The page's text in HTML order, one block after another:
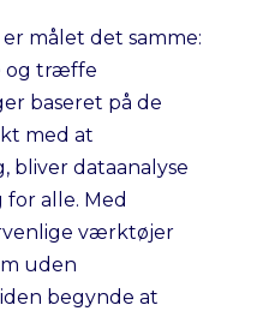
målet det samme:
og træffe
baseret på de
med at
bliver dataanalyse
alle. Med
værktøjer
uden
begynde at